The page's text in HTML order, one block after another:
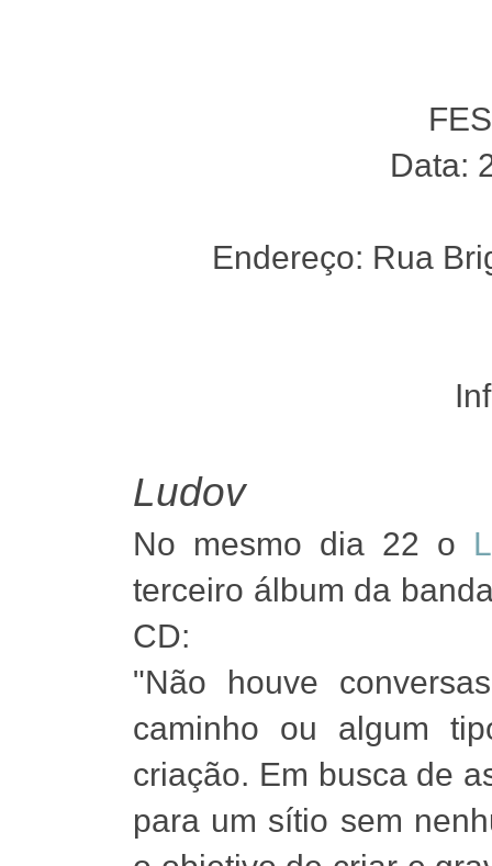
Data:
Endereço: Rua
Ludov
No mesmo dia 22 o
terceiro álbum da
CD:
"Não houve
caminho ou algum
criação. Em busca de
para um sítio sem